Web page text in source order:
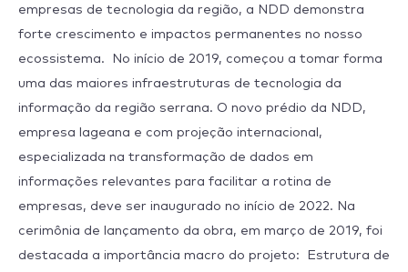
empresas de tecnologia da região, a NDD demonstra
forte crescimento e impactos permanentes no nosso
ecossistema. No início de 2019, começou a tomar forma
uma das maiores infraestruturas de tecnologia da
informação da região serrana. O novo prédio da NDD,
empresa lageana e com projeção internacional,
especializada na transformação de dados em
informações relevantes para facilitar a rotina de
empresas, deve ser inaugurado no início de 2022. Na
cerimônia de lançamento da obra, em março de 2019, foi
destacada a importância macro do projeto: Estrutura de
no
Orion
Parque,
toma
forma